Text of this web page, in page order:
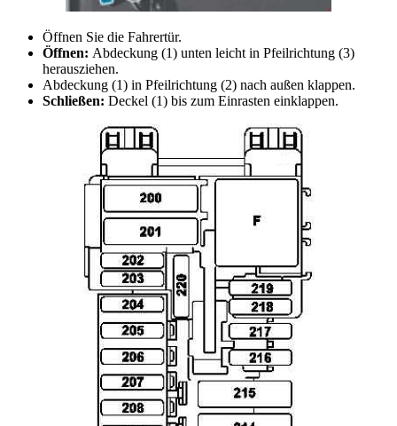
Öffnen Sie die Fahrertür.
Öffnen: Abdeckung (1) unten leicht in Pfeilrichtung (3)
herausziehen.
Abdeckung (1) in Pfeilrichtung (2) nach außen klappen.
Schließen: Deckel (1) bis zum Einrasten einklappen.